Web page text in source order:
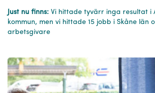
Just nu finns: Vi hittade tyvärr inga resultat i
kommun, men vi hittade 15 jobb i Skåne län
arbetsgivare